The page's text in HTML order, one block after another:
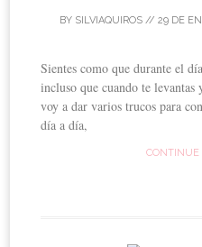
BY SILVIAQUIROS // 29 DE
Sientes como que durante el
incluso que cuando te levantas
voy a dar varios trucos para
día a día,
CONTINUE